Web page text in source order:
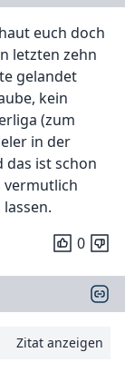
euch doch
letzten zehn
gelandet
kein
(zum
in der
das ist schon
vermutlich
0
Zitat anzeigen